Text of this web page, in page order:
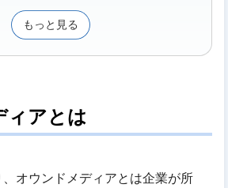
もっと見る
ィアとは
オウンドメディアとは企業が所